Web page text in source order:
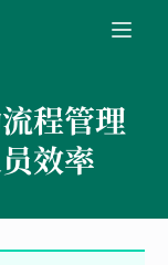
程管理
效率